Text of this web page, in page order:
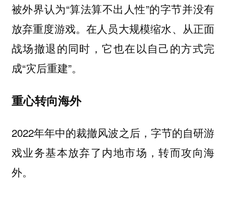
被外界认为“算法算不出人性”的字节并没有
放弃重度游戏。在人员大规模缩水、从正面
战场撤退的同时，它也在以自己的方式完
成“灾后重建”。
重心转向海外
2022年年中的裁撤风波之后，字节的自研游
戏业务基本放弃了内地市场，转而攻向海
外。